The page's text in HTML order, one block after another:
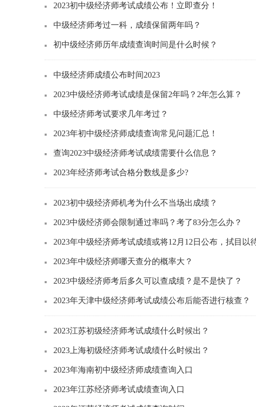
2023初中级经济师考试成绩公布！立即查分！
中级经济师考过一科，成绩保留两年吗？
初中级经济师历年成绩查询时间是什么时候？
中级经济师成绩公布时间2023
2023中级经济师考试成绩是保留2年吗？2年怎么算？
中级经济师考试要求几年考过？
2023年初中级经济师成绩查询常见问题汇总！
查询2023中级经济师考试成绩需要什么信息？
2023年经济师考试合格分数线是多少?
2023初中级经济师机考为什么不当场出成绩？
2023中级经济师会限制通过率吗？考了83分怎么办？
2023年中级经济师考试成绩或将12月12日公布，拭目以
2023年中级经济师哪天查分的概率大？
2023中级经济师考后多久可以查成绩？是不是快了？
2023年天津中级经济师考试成绩公布后能否进行核查？
2023江苏初级经济师考试成绩什么时候出？
2023上海初级经济师考试成绩什么时候出？
2023年海南初中级经济师成绩查询入口
2023年江苏经济师考试成绩查询入口